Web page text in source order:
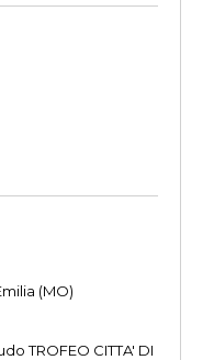
(MO)
TROFEO CITTA' DI